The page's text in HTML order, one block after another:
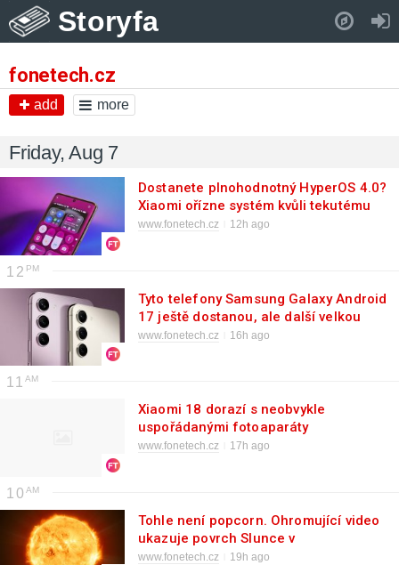
Storyfa
fonetech.cz
add more
Friday, Aug 7
Dostanete plnohodnotný HyperOS 4.0?
Xiaomi ořízne systém kvůli tekutému
sklu
www.fonetech.cz 12h ago
12
Tyto telefony Samsung Galaxy Android
17 ještě dostanou, ale další velkou
aktualizaci už ne
www.fonetech.cz 16h ago
11
Xiaomi 18 dorazí s neobvykle
uspořádanými fotoaparáty
www.fonetech.cz 17h ago
10
Tohle není popcorn. Ohromující video
ukazuje povrch Slunce v
neuvěřitelných detailech
www.fonetech.cz 19h ago
Pull down to refresh..